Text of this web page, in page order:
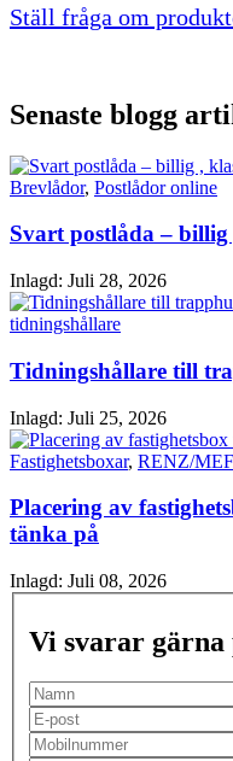
Ställ fråga om
Senaste blogg
Brevlådor, Postlådor online
Svart postlåda – billig
Inlagd: Juli 28, 2026
tidningshållare
Tidningshållare till
Inlagd: Juli 25, 2026
Fastighetsboxar, RENZ/
Placering av
tänka på
Inlagd: Juli 08, 2026
Vi svarar